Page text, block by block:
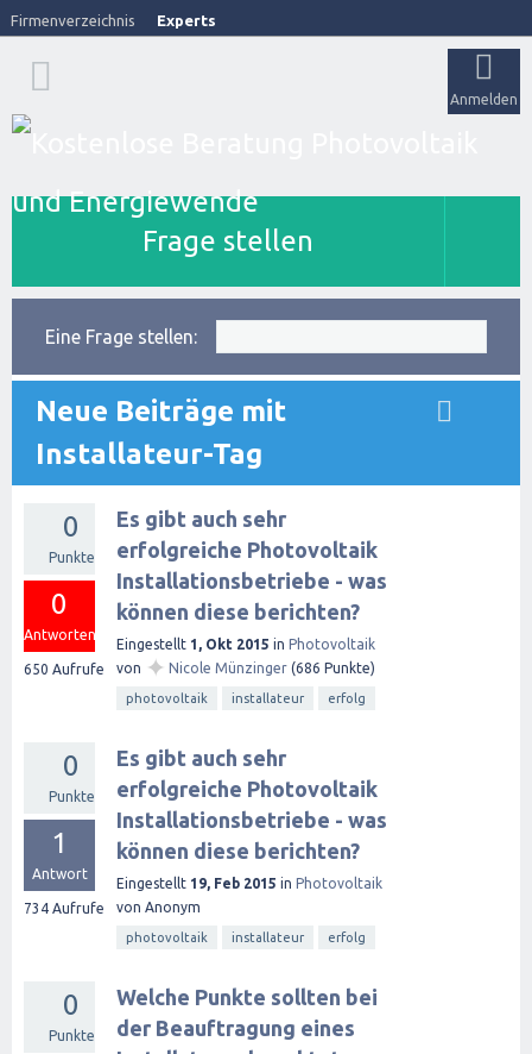
Firmenverzeichnis Experts
Anmelden
Frage stellen
Eine Frage stellen:
Neue Beiträge mit
Installateur-Tag
0
Punkte
0
Antworten
650 Aufrufe
Es gibt auch sehr
erfolgreiche Photovoltaik
Installationsbetriebe - was
können diese berichten?
Eingestellt 1, Okt 2015 in Photovoltaik
von ✦ Nicole Münzinger (686 Punkte)
photovoltaik installateur erfolg
0
Punkte
1
Antwort
734 Aufrufe
Es gibt auch sehr
erfolgreiche Photovoltaik
Installationsbetriebe - was
können diese berichten?
Eingestellt 19, Feb 2015 in Photovoltaik
von Anonym
photovoltaik installateur erfolg
0
Punkte
Welche Punkte sollten bei
der Beauftragung eines